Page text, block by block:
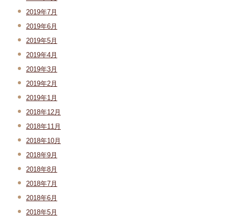
2019年7月
2019年6月
2019年5月
2019年4月
2019年3月
2019年2月
2019年1月
2018年12月
2018年11月
2018年10月
2018年9月
2018年8月
2018年7月
2018年6月
2018年5月